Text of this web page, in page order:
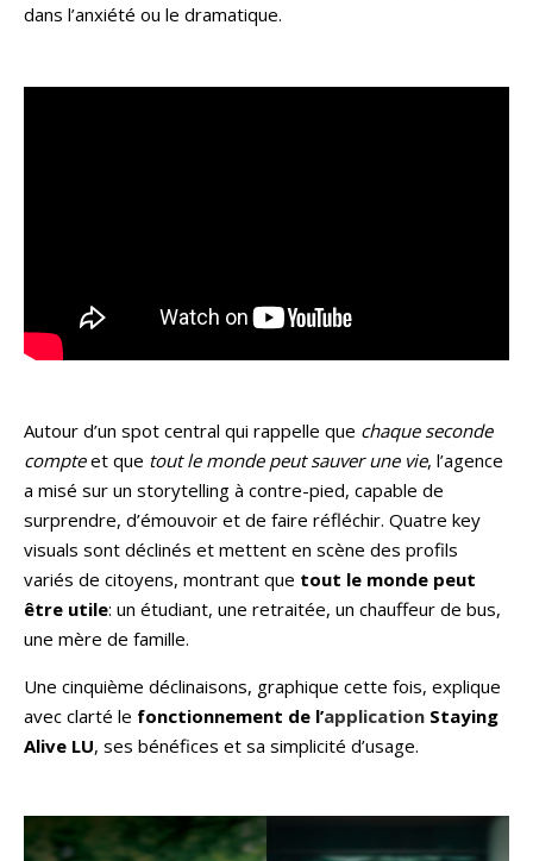
dans l’anxiété ou le dramatique.
Autour d’un spot central qui rappelle que chaque seconde
compteet que tout le monde peut sauver une vie, l’agence
a misé sur un storytelling à contre-pied, capable de
surprendre, d’émouvoir et de faire réfléchir. Quatre key
visuals sont déclinés et mettent en scène des profils
variés de citoyens, montrant que tout le monde peut
être utile: un étudiant, une retraitée, un chauffeur de bus,
une mère de famille.
Une cinquième déclinaisons, graphique cette fois, explique
avec clarté le fonctionnement de l’application Staying
Alive LU, ses bénéfices et sa simplicité d’usage.